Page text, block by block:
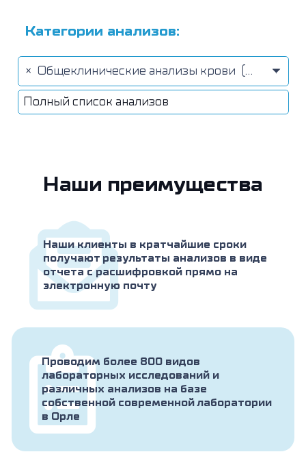
Категории анализов:
× Общеклинические анализы крови (9)
Полный список анализов
Наши преимущества
Наши клиенты в кратчайшие сроки
получают результаты анализов в виде
отчета с расшифровкой прямо на
электронную почту
Проводим более 800 видов
лабораторных исследований и
различных анализов на базе
собственной современной лаборатории
в Орле